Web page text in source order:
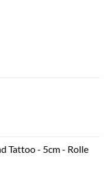
Tattoo - 5cm - Rolle